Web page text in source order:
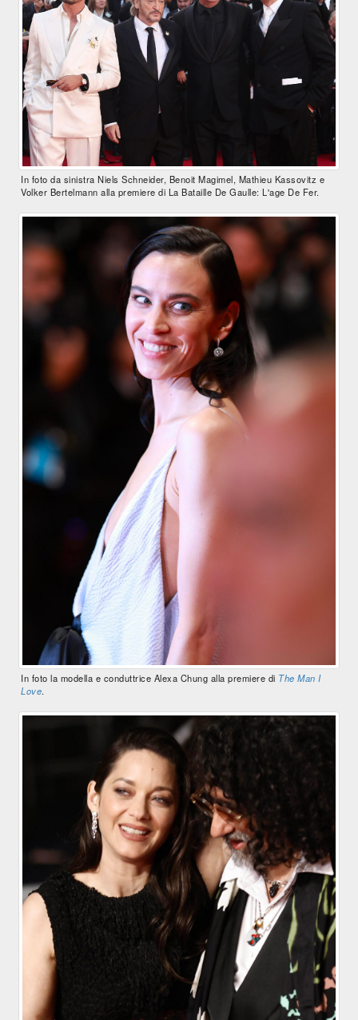
In foto da sinistra Niels Schneider, Benoit Magimel, Mathieu Kassovitz e
Volker Bertelmann alla premiere di La Bataille De Gaulle: L'age De Fer.
In foto la modella e conduttrice Alexa Chung alla premiere di The Man I
Love.